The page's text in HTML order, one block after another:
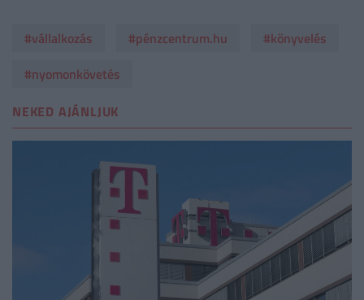
#vállalkozás #pénzcentrum.hu
#könyvelés
#nyomonkövetés
NEKED AJÁNLJUK